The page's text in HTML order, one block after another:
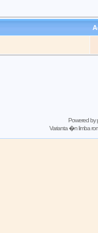
Powered by
Varianta �n limba